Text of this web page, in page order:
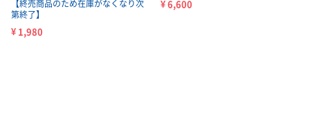
【終売商品のため在庫がなくなり次
第終了】
¥ 1,980
¥ 6,600